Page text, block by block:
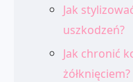
Jak
uszkodzeń?
Jak chronić
żółknięciem?